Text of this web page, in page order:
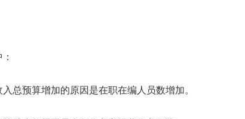
总预算增加的原因是在职在编人员数增加。